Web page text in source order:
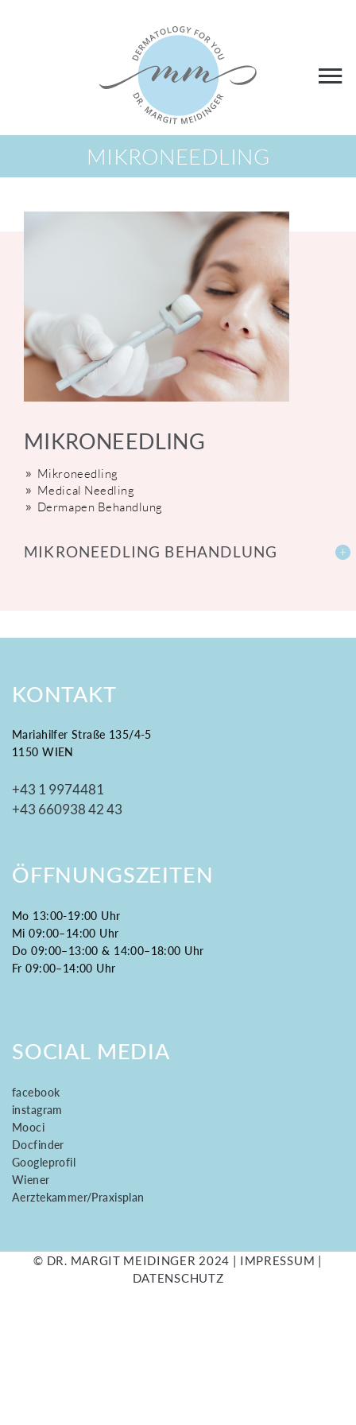
MIKRONEEDLING
MIKRONEEDLING
Mikroneedling
Medical Needling
Dermapen Behandlung
MIKRONEEDLING BEHANDLUNG
KONTAKT
Mariahilfer Straße 135/4-5
1150 WIEN
+43 1 9974481
+43 660938 42 43
ÖFFNUNGSZEITEN
Mo 13:00-19:00 Uhr
Mi 09:00–14:00 Uhr
Do 09:00–13:00 & 14:00–18:00 Uhr
Fr 09:00–14:00 Uhr
SOCIAL MEDIA
facebook
instagram
Mooci
Docfinder
Googleprofil
Wiener
Aerztekammer/Praxisplan
© DR. MARGIT MEIDINGER 2024 | IMPRESSUM |
DATENSCHUTZ